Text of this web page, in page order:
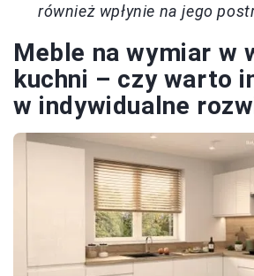
również wpłynie na jego
Meble na wymiar w
kuchni – czy warto
w indywidualne